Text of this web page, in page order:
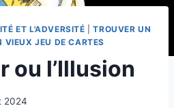
ET L'ADVERSITÉ |TROUVER UN
VIEUX JEU DE CARTES
ou l’Illusion
2024